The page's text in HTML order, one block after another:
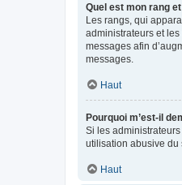
Quel est mon rang
Les rangs, qui
administrateurs et
messages afin
messages.
Haut
Pourquoi m’est-il
Si les
utilisation abusive du
Haut